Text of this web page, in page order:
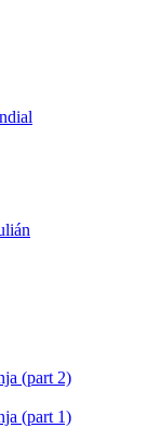
(part 2)
(part 1)